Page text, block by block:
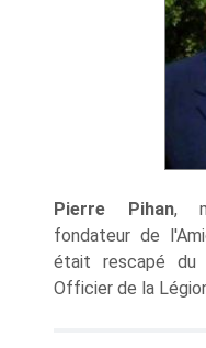
Pierre Pihan,
fondateur de
était rescapé du
Officier de la